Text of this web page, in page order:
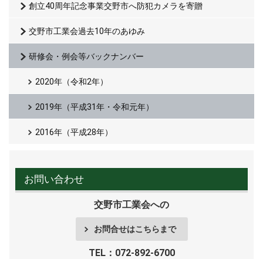
創立40周年記念事業交野市へ防犯カメラを寄贈
交野市工業会過去10年のあゆみ
研修会・例会等バックナンバー
2020年（令和2年）
2019年（平成31年・令和元年）
2016年（平成28年）
お問い合わせ
交野市工業会への
お問合せはこちらまで
TEL：072-892-6700